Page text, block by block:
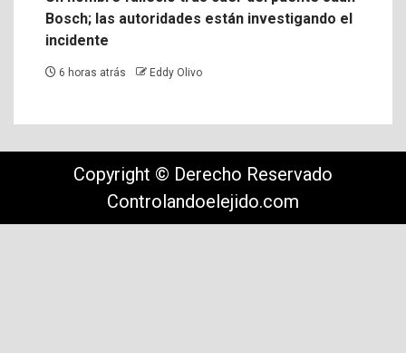
Bosch; las autoridades están investigando el
incidente
6 horas atrás Eddy Olivo
Copyright © Derecho Reservado
Controlandoelejido.com